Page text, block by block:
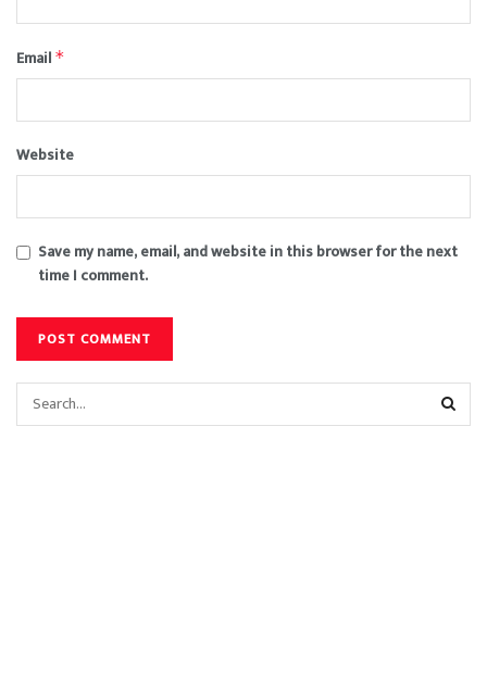
Email *
Website
Save my name, email, and website in this browser for the next
time I comment.